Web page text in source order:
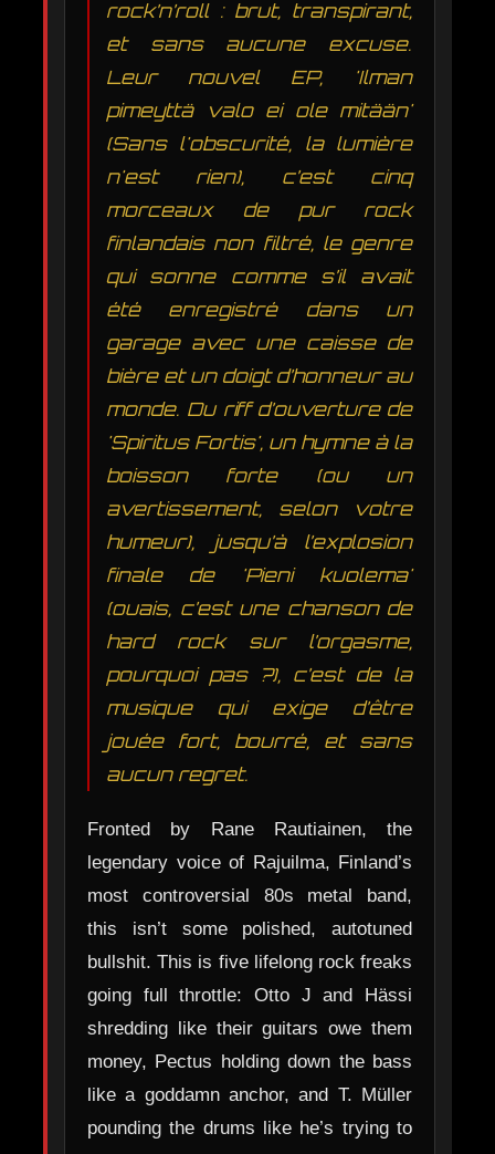
rock’n’roll : brut, transpirant,
et sans aucune excuse.
Leur nouvel EP, 'Ilman
pimeyttä valo ei ole mitään'
(Sans l'obscurité, la lumière
n'est rien), c’est cinq
morceaux de pur rock
finlandais non filtré, le genre
qui sonne comme s’il avait
été enregistré dans un
garage avec une caisse de
bière et un doigt d’honneur au
monde. Du riff d’ouverture de
'Spiritus Fortis', un hymne à la
boisson forte (ou un
avertissement, selon votre
humeur), jusqu’à l’explosion
finale de 'Pieni kuolema'
(ouais, c’est une chanson de
hard rock sur l’orgasme,
pourquoi pas ?), c’est de la
musique qui exige d’être
jouée fort, bourré, et sans
aucun regret.
Fronted by Rane Rautiainen, the
legendary voice of Rajuilma, Finland’s
most controversial 80s metal band,
this isn’t some polished, autotuned
bullshit. This is five lifelong rock freaks
going full throttle: Otto J and Hässi
shredding like their guitars owe them
money, Pectus holding down the bass
like a goddamn anchor, and T. Müller
pounding the drums like he’s trying to